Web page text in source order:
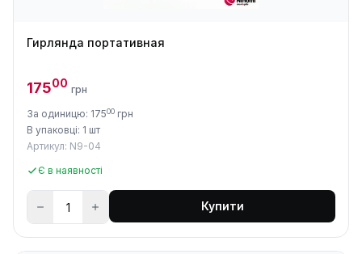
Гирлянда портативная
17500 грн
За одиницю: 17500 грн
В упаковці: 1 шт
Артикул: N9-04
Є в наявності
Купити